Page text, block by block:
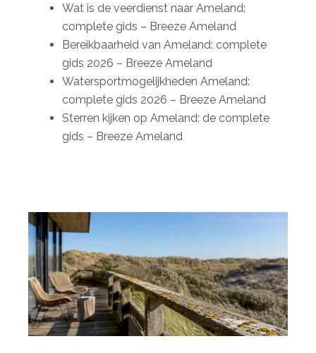
Wat is de veerdienst naar Ameland:
complete gids – Breeze Ameland
Bereikbaarheid van Ameland: complete
gids 2026 – Breeze Ameland
Watersportmogelijkheden Ameland:
complete gids 2026 – Breeze Ameland
Sterren kijken op Ameland: de complete
gids – Breeze Ameland